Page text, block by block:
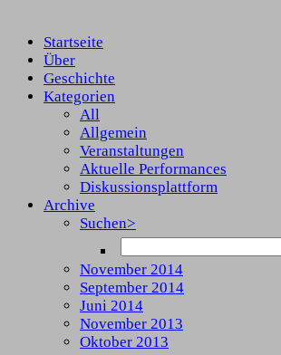
Startseite
Über
Geschichte
Kategorien
All
Allgemein
Veranstaltungen
Aktuelle Performances
Diskussionsplattform
Archive
Suchen>
November 2014
September 2014
Juni 2014
November 2013
Oktober 2013